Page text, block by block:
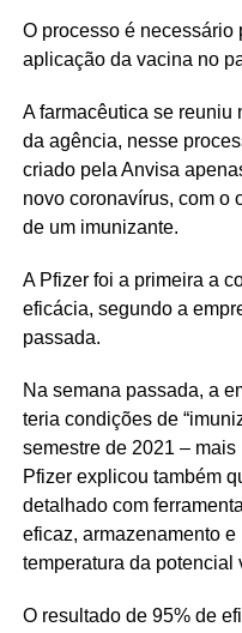
O processo é necessário
aplicação da vacina no
A farmacêutica se reuniu
da agência, nesse
criado pela Anvisa
novo coronavírus, com o
de um imunizante.
A Pfizer foi a primeira a
eficácia, segundo a
passada.
Na semana passada, a
teria condições de
semestre de 2021 –
Pfizer explicou também
detalhado com
eficaz, armazenamento
temperatura da potencial
O resultado de 95% de